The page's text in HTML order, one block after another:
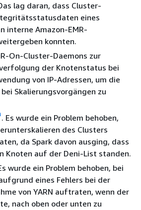
lag daran, dass Cluster-
eines
interne Amazon-EMR-
konnten.
On-Cluster-Daemons zur
der Knotenstatus bei
von IP-Adressen, um die
Skalierungsvorgängen zu
. Es wurde ein Problem behoben,
des Clusters
da Spark davon ausging, dass
Knoten auf der Deni-List standen.
wurde ein Problem behoben, bei
eines Fehlers bei der
von YARN auftraten, wenn der
nach oben oder unten zu